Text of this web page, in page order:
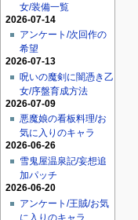
女/装備一覧
2026-07-14
アンケート/次回作の
希望
2026-07-13
呪いの魔剣に闇憑き乙
女/序盤育成方法
2026-07-09
悪魔娘の看板料理/お
気に入りのキャラ
2026-06-26
雪鬼屋温泉記/妄想追
加パッチ
2026-06-20
アンケート/王賊/お気
に入りのキャラ